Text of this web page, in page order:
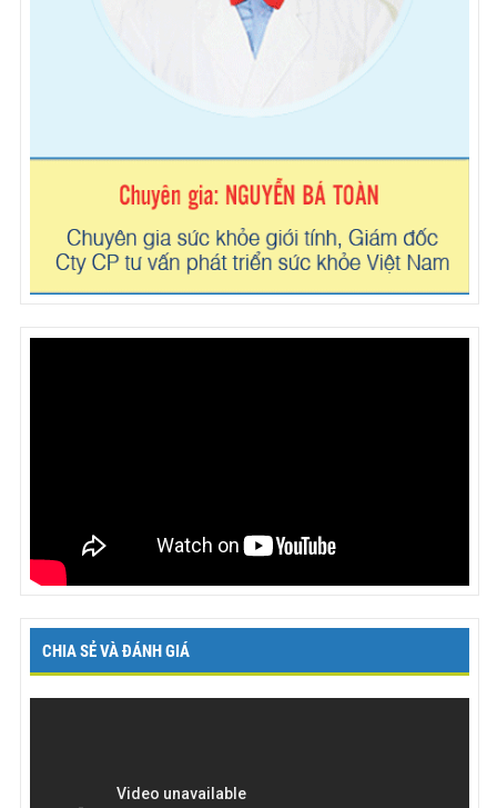
CHIA SẺ VÀ ĐÁNH GIÁ